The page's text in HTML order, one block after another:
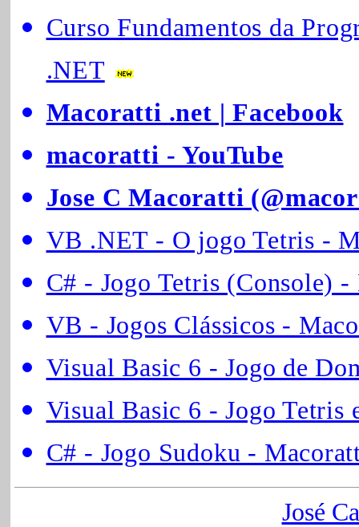
Curso Fundamentos da
.NET
Macoratti .net | Facebook
macoratti - YouTube
Jose C Macoratti
VB .NET - O jogo Tetris -
C# - Jogo Tetris (Console)
VB - Jogos Clássicos -
Visual Basic 6 - Jogo de
Visual Basic 6 - Jogo Tetris
C# - Jogo Sudoku -
José